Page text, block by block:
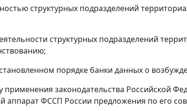
структурных подразделений
структурных подразделений
порядке банки данных о
применения законодательства Российской
аппарат ФССП России предложения по его